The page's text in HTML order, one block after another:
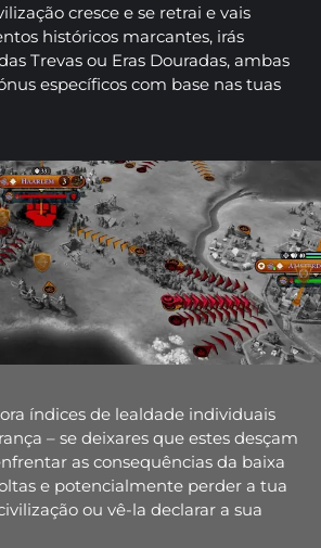
cresce e se retrai e vais
históricos marcantes, irás
Trevas ou Eras Douradas, ambas
específicos com base nas tuas
índices de lealdade individuais
– se deixares que estes desçam
as consequências da baixa
e potencialmente perder a tua
ou vê-la declarar a sua